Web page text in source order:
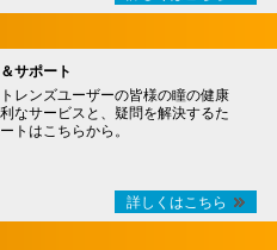
サポート
レンズユーザーの皆様の瞳の健康
なサービスと、疑問を解決するた
トはこちらから。
詳しくはこちら